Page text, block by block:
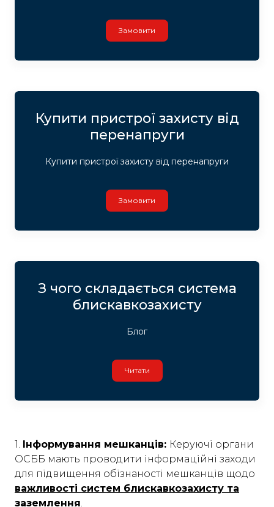
Замовити
Купити пристрої захисту від
перенапруги
Купити пристрої захисту від перенапруги
Замовити
З чого складається система
блискавкозахисту
Блог
Читати
1. Інформування мешканців: Керуючі органи
ОСББ мають проводити інформаційні заходи
для підвищення обізнаності мешканців щодо
важливості систем блискавкозахисту та
заземлення.